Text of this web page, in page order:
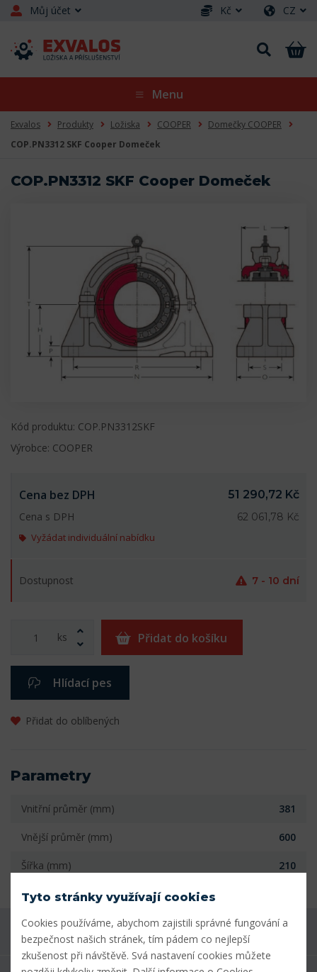
Můj účet Kč CZ
Menu
Exvalos Produkty Ložiska COOPER
Domečky COOPER
COP.PN3312 SKF Cooper Domeček
COP.PN3312 SKF Cooper Domeček
Kód produktu: COP.PN3312SKF
Výrobce: COOPER
Cena bez DPH
51 290,72 Kč
Cena s DPH
62 061,78 Kč
Vyžádat individuální nabídku
Dostupnost 7 - 10 dní
ks Přidat do košíku
Hlídací pes
Přidat do oblíbených
Parametry
Vnitřní průměr (mm) 381
Vnější průměr (mm) 600
Šířka (mm) 210
Máte dotaz k produktu?
Tyto stránky využívají cookies
Cookies používáme, abychom zajistili správné fungování a
bezpečnost našich stránek, tím pádem co nejlepší
zkušenost při návštěvě. Svá nastavení cookies můžete